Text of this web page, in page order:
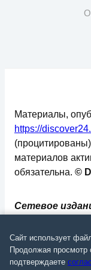
Сетевое
надзору в
технологий и
Материалы,
https://
материалов
обязательна. ©
Сайт использует
Продолжая просмотр
подтверждаете